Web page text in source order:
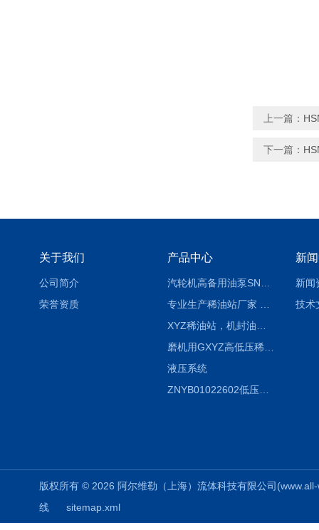
上一篇：
下一篇：
关于我们
公司简介
荣誉资质
产品中心
磨机用GXYZ高低压稀油站，静压油润滑系统
液压系统
ZNYB01022602低压螺杆泵
新
新闻
技术
版权所有 © 2026 阿尔维勒（上海）流体科技有限公司
线
sitemap.xml